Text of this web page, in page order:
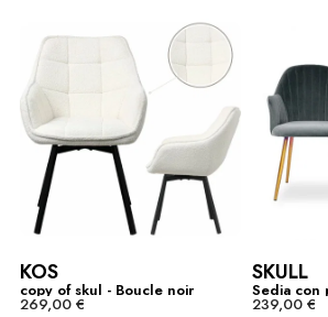
KOS
copy of skul - Boucle noir
269,00 €
SKULL
Sedia con
239,00 €